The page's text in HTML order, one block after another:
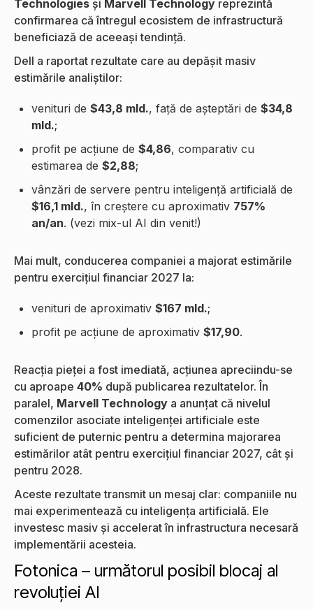
Technologies și Marvell Technology reprezintă
confirmarea că întregul ecosistem de infrastructură
beneficiază de aceeași tendință.
Dell a raportat rezultate care au depășit masiv
estimările analiștilor:
venituri de $43,8 mld., față de așteptări de $34,8
mld.;
profit pe acțiune de $4,86, comparativ cu
estimarea de $2,88;
vânzări de servere pentru inteligență artificială de
$16,1 mld., în creștere cu aproximativ 757%
an/an. (vezi mix-ul AI din venit!)
Mai mult, conducerea companiei a majorat estimările
pentru exercițiul financiar 2027 la:
venituri de aproximativ $167 mld.;
profit pe acțiune de aproximativ $17,90.
Reacția pieței a fost imediată, acțiunea apreciindu-se
cu aproape 40% după publicarea rezultatelor. În
paralel, Marvell Technology a anunțat că nivelul
comenzilor asociate inteligenței artificiale este
suficient de puternic pentru a determina majorarea
estimărilor atât pentru exercițiul financiar 2027, cât și
pentru 2028.
Aceste rezultate transmit un mesaj clar: companiile nu
mai experimentează cu inteligența artificială. Ele
investesc masiv și accelerat în infrastructura necesară
implementării acesteia.
Fotonica – următorul posibil blocaj al
revoluției AI